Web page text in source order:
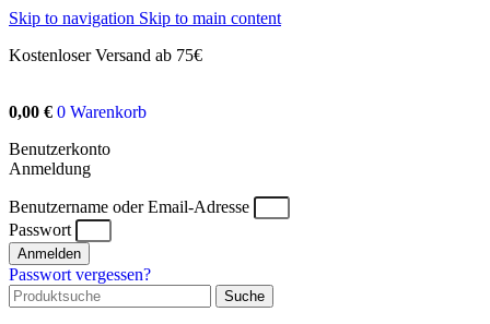
Skip to navigation Skip to main content
Kostenloser Versand ab 75€
0,00 € 0 Warenkorb
Benutzerkonto
Anmeldung
Benutzername oder Email-Adresse
Passwort
Anmelden
Passwort vergessen?
Suche